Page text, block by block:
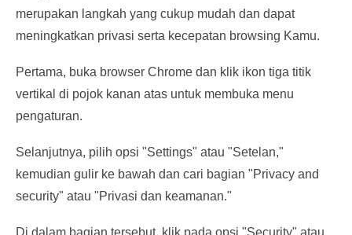
merupakan langkah yang cukup mudah dan dapat
meningkatkan privasi serta kecepatan browsing Kamu.
Pertama, buka browser Chrome dan klik ikon tiga titik
vertikal di pojok kanan atas untuk membuka menu
pengaturan.
Selanjutnya, pilih opsi "Settings" atau "Setelan,"
kemudian gulir ke bawah dan cari bagian "Privacy and
security" atau "Privasi dan keamanan."